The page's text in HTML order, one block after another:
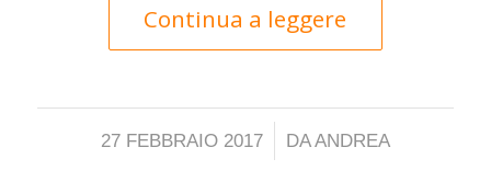
Continua a leggere
27 FEBBRAIO 2017
/ DAANDREA